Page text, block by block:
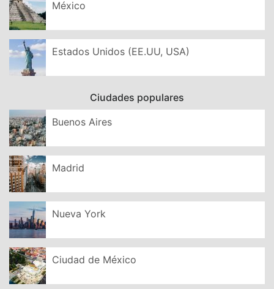
México
Estados Unidos (EE.UU, USA)
Ciudades populares
Buenos Aires
Madrid
Nueva York
Ciudad de México